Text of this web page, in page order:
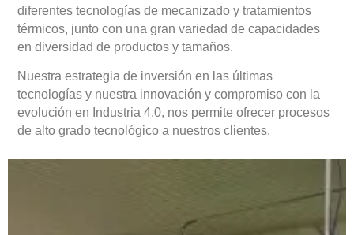
diferentes tecnologías de mecanizado y tratamientos
térmicos, junto con una gran variedad de capacidades
en diversidad de productos y tamaños.
Nuestra estrategia de inversión en las últimas
tecnologías y nuestra innovación y compromiso con la
evolución en Industria 4.0, nos permite ofrecer procesos
de alto grado tecnológico a nuestros clientes.